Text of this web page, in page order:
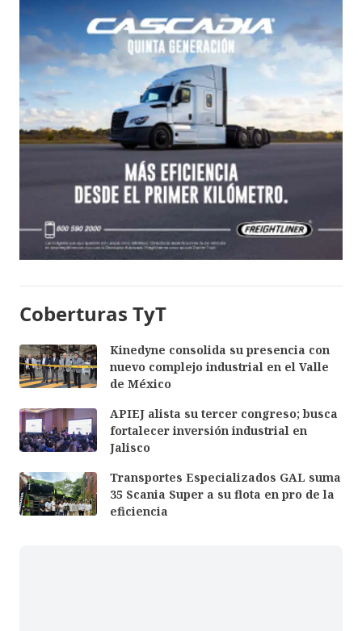
Coberturas TyT
Kinedyne consolida su presencia con
nuevo complejo industrial en el Valle
de México
APIEJ alista su tercer congreso; busca
fortalecer inversión industrial en
Jalisco
Transportes Especializados GAL suma
35 Scania Super a su flota en pro de la
eficiencia